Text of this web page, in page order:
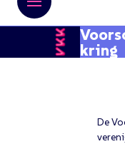
kring
De